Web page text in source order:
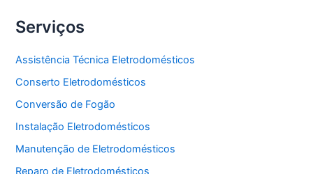
Serviços
Assistência Técnica Eletrodomésticos
Conserto Eletrodomésticos
Conversão de Fogão
Instalação Eletrodomésticos
Manutenção de Eletrodomésticos
Reparo de Eletrodomésticos